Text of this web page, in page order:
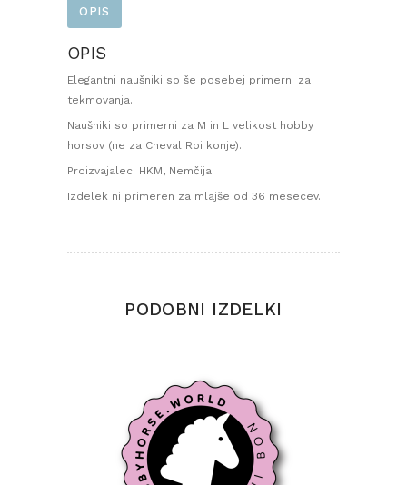
OPIS
OPIS
Elegantni naušniki so še posebej primerni za
tekmovanja.
Naušniki so primerni za M in L velikost hobby
horsov (ne za Cheval Roi konje).
Proizvajalec: HKM, Nemčija
Izdelek ni primeren za mlajše od 36 mesecev.
PODOBNI IZDELKI